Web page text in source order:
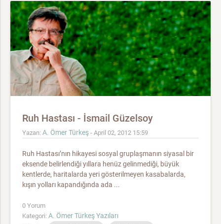
Ruh Hastası - İsmail Güzelsoy
Yazan: A. Ömer Türkeş - April 02, 2012 15:59
Ruh Hastası’nın hikayesi sosyal gruplaşmanın siyasal bir
eksende belirlendiği yıllara henüz gelinmediği, büyük
kentlerde, haritalarda yeri gösterilmeyen kasabalarda,
kışın yolları kapandığında ada ...
0 Yorum
Kategori: A. Ömer Türkeş Yazıları